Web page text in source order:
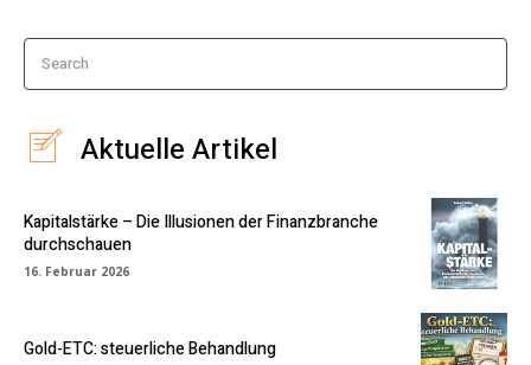
Search
Aktuelle Artikel
Kapitalstärke – Die Illusionen der Finanzbranche
durchschauen
16. Februar 2026
Gold-ETC: steuerliche Behandlung